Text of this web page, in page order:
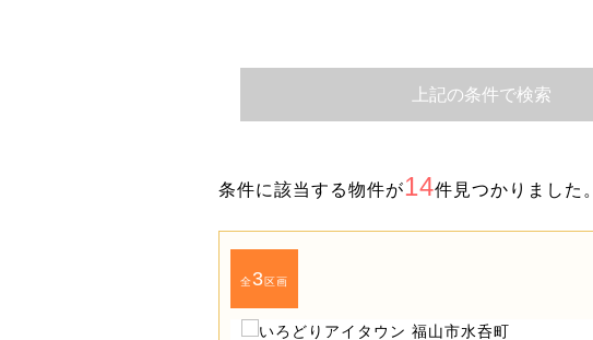
上記の条件で検索
条件に該当する物件が14件見つかりました。
全3区画